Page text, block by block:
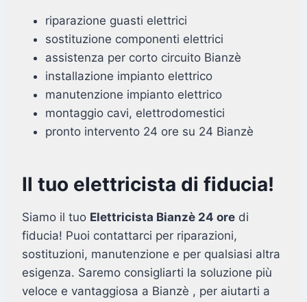
riparazione guasti elettrici
sostituzione componenti elettrici
assistenza per corto circuito Bianzè
installazione impianto elettrico
manutenzione impianto elettrico
montaggio cavi, elettrodomestici
pronto intervento 24 ore su 24 Bianzè
Il tuo elettricista di fiducia!
Siamo il tuo Elettricista Bianzè 24 ore di
fiducia! Puoi contattarci per riparazioni,
sostituzioni, manutenzione e per qualsiasi altra
esigenza. Saremo consigliarti la soluzione più
veloce e vantaggiosa a Bianzè , per aiutarti a